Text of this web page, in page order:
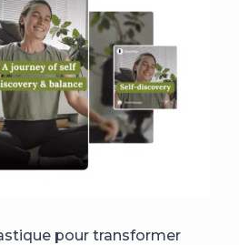
pour transformer